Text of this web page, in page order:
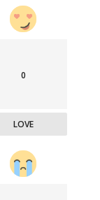
0
LOVE